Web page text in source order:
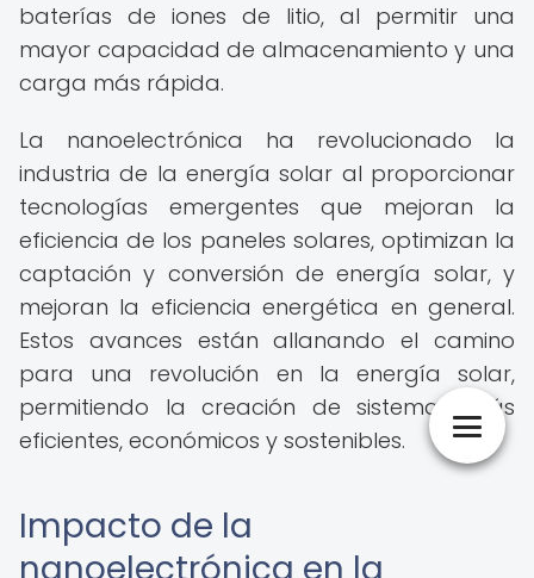
baterías de iones de litio, al permitir una
mayor capacidad de almacenamiento y una
carga más rápida.
La nanoelectrónica ha revolucionado la
industria de la energía solar al proporcionar
tecnologías emergentes que mejoran la
eficiencia de los paneles solares, optimizan la
captación y conversión de energía solar, y
mejoran la eficiencia energética en general.
Estos avances están allanando el camino
para una revolución en la energía solar,
permitiendo la creación de sistemas más
eficientes, económicos y sostenibles.
Impacto de la